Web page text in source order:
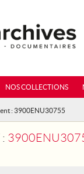
NOS COLLECTIONS
: 3900ENU30755